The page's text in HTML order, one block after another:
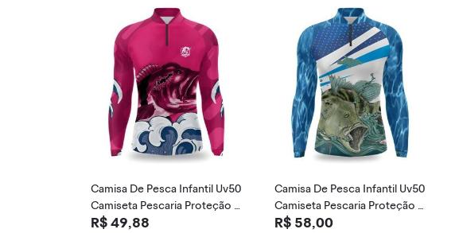
Camisa De Pesca Infantil Uv50
Camiseta Pescaria Proteção U
v - Duart Fi
R$ 49,88
Camisa De Pesca Infantil Uv50
Camiseta Pescaria Proteção U
v - Duart Fi
R$ 58,00